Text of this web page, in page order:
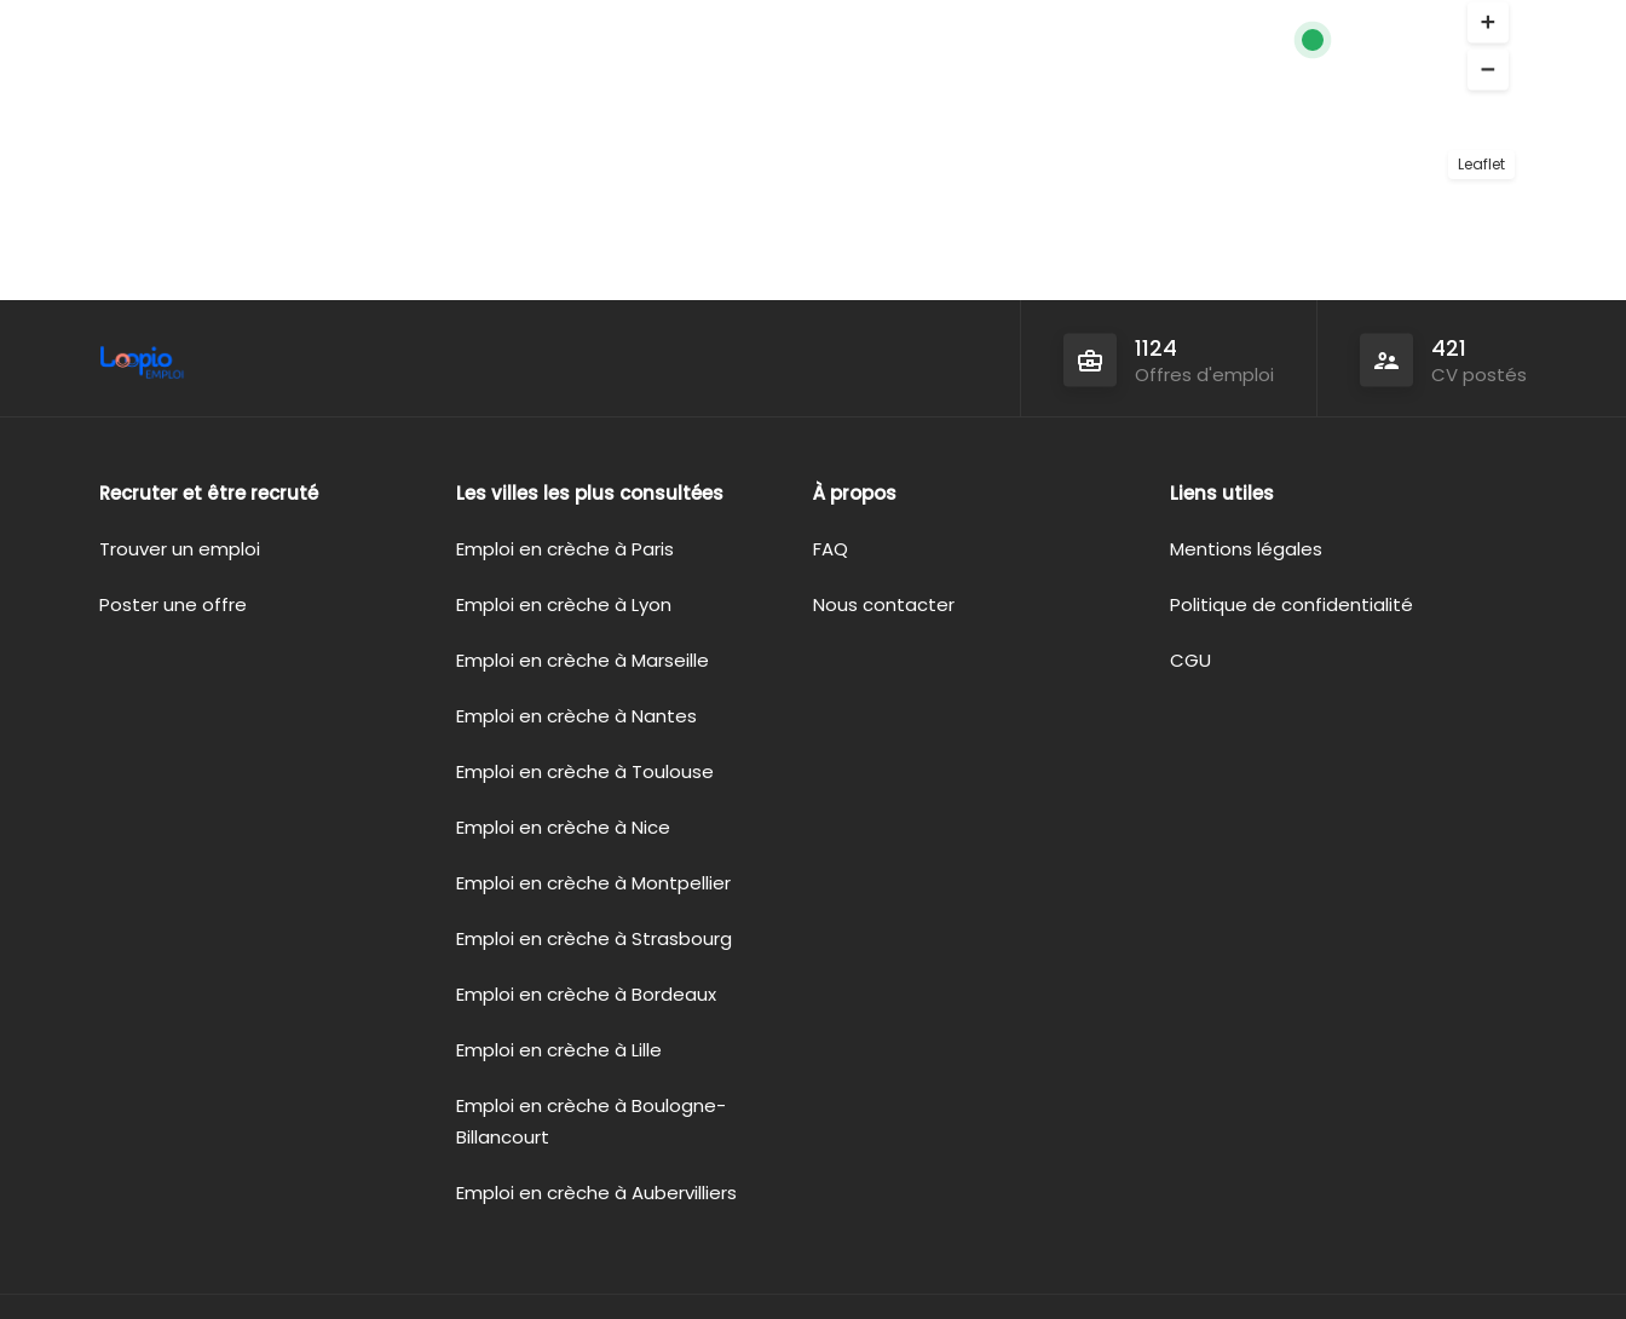
Leaflet
1124
Offres d'emploi
421
CV postés
Recruter et être recruté
Trouver un emploi
Poster une offre
Les villes les plus consultées
Emploi en crèche à Paris
Emploi en crèche à Lyon
Emploi en crèche à Marseille
Emploi en crèche à Nantes
Emploi en crèche à Toulouse
Emploi en crèche à Nice
Emploi en crèche à Montpellier
Emploi en crèche à Strasbourg
Emploi en crèche à Bordeaux
Emploi en crèche à Lille
Emploi en crèche à Boulogne-
Billancourt
Emploi en crèche à Aubervilliers
À propos
FAQ
Nous contacter
Liens utiles
Mentions légales
Politique de confidentialité
CGU